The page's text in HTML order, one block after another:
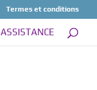
Termes et conditions
ASSISTANCE